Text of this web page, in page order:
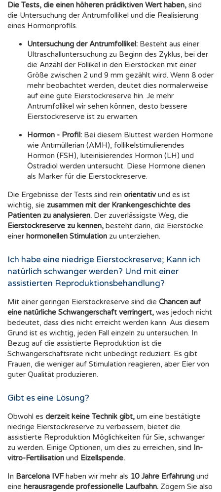
Die Tests, die einen höheren prädiktiven Wert haben, sind
die Untersuchung der Antrumfollikel und die Realisierung
eines Hormonprofils.
Untersuchung der Antrumfollikel: Besteht aus einer
Ultraschalluntersuchung zu Beginn des Zyklus, bei der
die Anzahl der Follikel in den Eierstöcken mit einer
Größe zwischen 2 und 9 mm gezählt wird. Wenn 8 oder
mehr beobachtet werden, deutet dies normalerweise
auf eine gute Eierstockreserve hin. Je mehr
Antrumfollikel wir sehen können, desto bessere
Eierstockreserve ist zu erwarten.
Hormon - Profil: Bei diesem Bluttest werden Hormone
wie Antimüllerian (AMH), follikelstimulierendes
Hormon (FSH), luteinisierendes Hormon (LH) und
Östradiol werden untersucht. Diese Hormone dienen
als Marker für die Eierstockreserve.
Die Ergebnisse der Tests sind rein orientativund es ist
wichtig, sie zusammen mit der Krankengeschichte des
Patienten zu analysieren. Der zuverlässigste Weg, die
Eierstockreserve zu kennen, besteht darin, die Eierstöcke
einer hormonellen Stimulation zu unterziehen.
Ich habe eine niedrige Eierstockreserve; Kann ich
natürlich schwanger werden? Und mit einer
assistierten Reproduktionsbehandlung?
Mit einer geringen Eierstockreserve sind die Chancen auf
eine natürliche Schwangerschaft verringert, was jedoch nicht
bedeutet, dass dies nicht erreicht werden kann. Aus diesem
Grund ist es wichtig, jeden Fall einzeln zu untersuchen. In
Bezug auf die assistierte Reproduktion ist die
Schwangerschaftsrate nicht unbedingt reduziert. Es gibt
Frauen, die weniger auf Stimulation reagieren, aber Eier von
guter Qualität produzieren.
Gibt es eine Lösung?
Obwohl es derzeit keine Technik gibt, um eine bestätigte
niedrige Eierstockreserve zu verbessern, bietet die
assistierte Reproduktion Möglichkeiten für Sie, schwanger
zu werden. Einige Optionen, um dies zu erreichen, sind In-
vitro-Fertilisation und Eizellspende.
In Barcelona IVFhaben wir mehr als 10 Jahre Erfahrung und
eine herausragende professionelle Laufbahn. Zögern Sie also